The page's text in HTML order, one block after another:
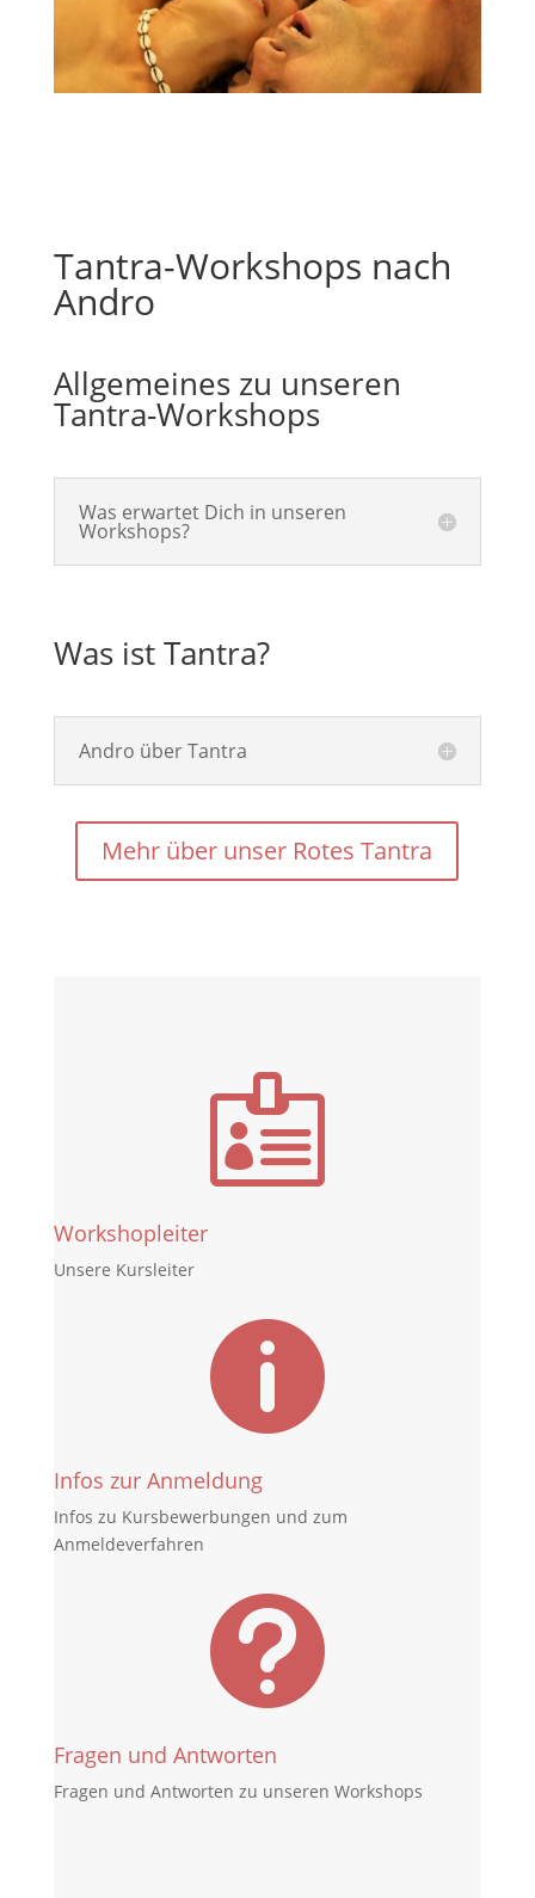
Tantra-Workshops nach
Andro
Allgemeines zu unseren
Tantra-Workshops
Was erwartet Dich in unseren
Workshops?
Was ist Tantra?
Andro über Tantra
Mehr über unser Rotes Tantra

Workshopleiter
Unsere Kursleiter

Infos zur Anmeldung
Infos zu Kursbewerbungen und zum
Anmeldeverfahren

Fragen und Antworten
Fragen und Antworten zu unseren Workshops